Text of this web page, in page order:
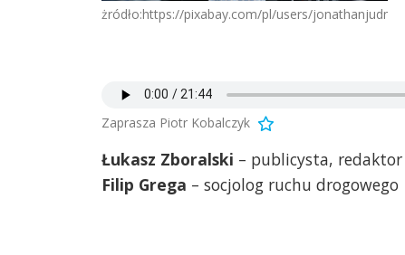
żródło:https://pixabay.com/pl/users/
Zaprasza Piotr Kobalczyk
Łukasz Zboralski – publicysta,
Filip Grega – socjolog ruchu drogowego